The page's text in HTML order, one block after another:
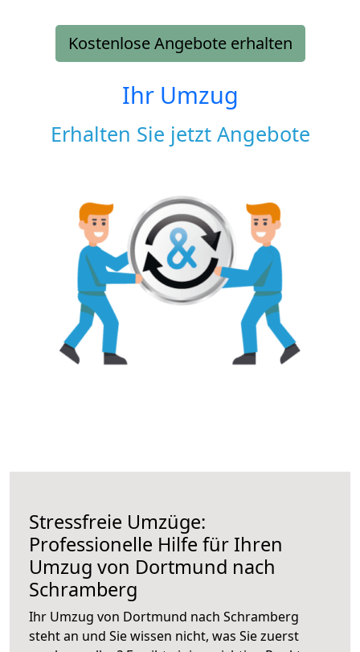
Kostenlose Angebote erhalten
Ihr Umzug
Erhalten Sie jetzt Angebote
Stressfreie Umzüge:
Professionelle Hilfe für Ihren
Umzug von Dortmund nach
Schramberg
Ihr Umzug von Dortmund nach Schramberg
steht an und Sie wissen nicht, was Sie zuerst